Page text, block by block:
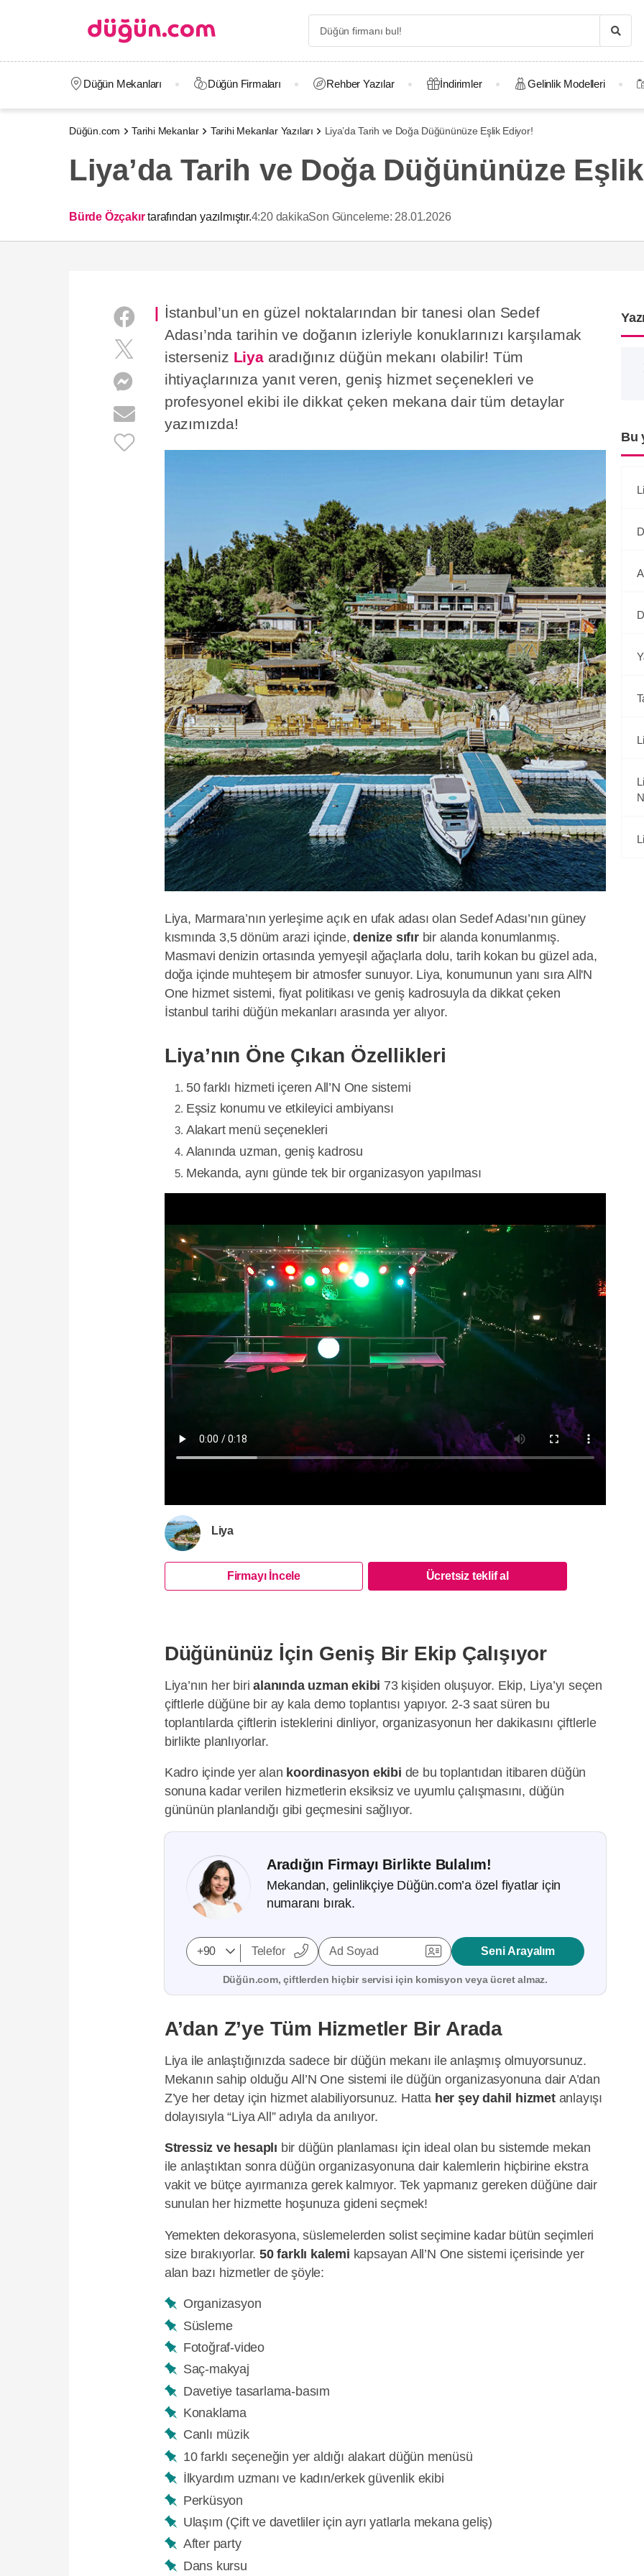
Düğün Mekanları Düğün Firmaları Rehber Yazılar İndirimler Gelinlik Modelleri
Düğün.com Tarihi Mekanlar Tarihi Mekanlar Yazıları Liya’da Tarih ve Doğa Düğününüze Eşlik Ediyor!
Liya’da Tarih ve Doğa Düğününüze
Bürde Özçakırtarafından yazılmıştır.4:20 dakikaSon Günceleme: 28.01.2026
İstanbul’un en güzel noktalarından bir tanesi olan Sedef
Adası’nda tarihin ve doğanın izleriyle konuklarınızı karşılamak
isterseniz Liyaaradığınız düğün mekanı olabilir! Tüm
ihtiyaçlarınıza yanıt veren, geniş hizmet seçenekleri ve
profesyonel ekibi ile dikkat çeken mekana dair tüm detaylar
yazımızda!
Liya, Marmara’nın yerleşime açık en ufak adası olan Sedef Adası’nın güney
kısmında 3,5 dönüm arazi içinde,denize sıfırbir alanda konumlanmış.
Masmavi denizin ortasında yemyeşil ağaçlarla dolu, tarih kokan bu güzel ada,
doğa içinde muhteşem bir atmosfer sunuyor. Liya, konumunun yanı sıra All'N
One hizmet sistemi, fiyat politikası ve geniş kadrosuyla da dikkat çeken
İstanbul tarihi düğün mekanları arasında yer alıyor.
Liya’nın Öne Çıkan Özellikleri
50 farklı hizmeti içeren All’N One sistemi
Eşsiz konumu ve etkileyici ambiyansı
Alakart menü seçenekleri
Alanında uzman, geniş kadrosu
Mekanda, aynı günde tek bir organizasyon yapılması
Liya
Firmayı İncele Ücretsiz teklif al
Düğününüz İçin Geniş Bir Ekip Çalışıyor
Liya’nın her birialanında uzman ekibi 73 kişiden oluşuyor. Ekip, Liya’yı seçen
çiftlerle düğüne bir ay kala demo toplantısı yapıyor. 2-3 saat süren bu
toplantılarda çiftlerin isteklerini dinliyor, organizasyonun her dakikasını çiftlerle
birlikte planlıyorlar.
Kadro içinde yer alan koordinasyon ekibi de bu toplantıdan itibaren düğün
sonuna kadar verilen hizmetlerin eksiksiz ve uyumlu çalışmasını, düğün
gününün planlandığı gibi geçmesini sağlıyor.
Aradığın Firmayı Birlikte Bulalım!
Mekandan, gelinlikçiye Düğün.com’a özel fiyatlar için
numaranı bırak.
Ad Soyad Seni Arayalım
Düğün.com, çiftlerden hiçbir servisi için komisyon veya ücret almaz.
A’dan Z’ye Tüm Hizmetler Bir Arada
Liya ile anlaştığınızda sadece bir düğün mekanı ile anlaşmış olmuyorsunuz.
Mekanın sahip olduğu All’N One sistemi ile düğün organizasyonuna dair A’dan
Z’ye her detay için hizmet alabiliyorsunuz. Hatta her şey dahil hizmetanlayışı
dolayısıyla “Liya All” adıyla da anılıyor.
Stressiz ve hesaplı bir düğün planlaması için ideal olan bu sistemde mekan
ile anlaştıktan sonra düğün organizasyonuna dair kalemlerin hiçbirine ekstra
vakit ve bütçe ayırmanıza gerek kalmıyor. Tek yapmanız gereken düğüne dair
sunulan her hizmette hoşunuza gideni seçmek!
Yemekten dekorasyona, süslemelerden solist seçimine kadar bütün seçimleri
size bırakıyorlar. 50 farklı kalemi kapsayan All’N One sistemi içerisinde yer
alan bazı hizmetler de şöyle:
Organizasyon
Süsleme
Fotoğraf-video
Saç-makyaj
Davetiye tasarlama-basım
Konaklama
Canlı müzik
10 farklı seçeneğin yer aldığı alakart düğün menüsü
İlkyardım uzmanı ve kadın/erkek güvenlik ekibi
Perküsyon
Ulaşım (Çift ve davetliler için ayrı yatlarla mekana geliş)
After party
Dans kursu
Bu